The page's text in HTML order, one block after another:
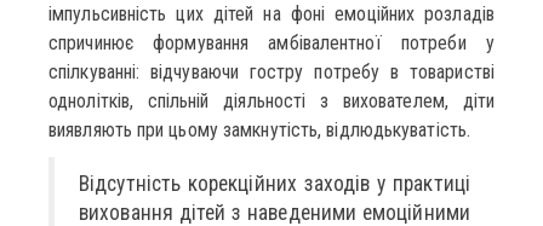
імпульсивність цих дітей на фоні емоційних розладів
спричинює формування амбівалентної потреби у
спілкуванні: відчуваючи гостру потребу в товаристві
однолітків, спільній діяльності з вихователем, діти
виявляють при цьому замкнутість, відлюдькуватість.
Відсутність корекційних заходів у практиці
виховання дітей з наведеними емоційними